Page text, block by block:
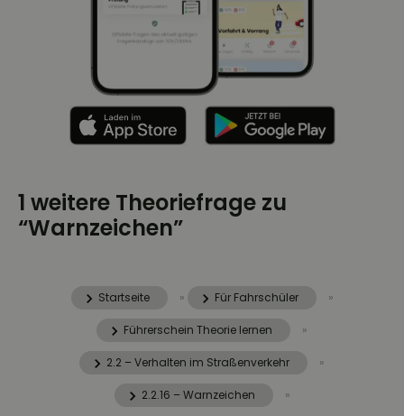
1 weitere Theoriefrage zu
“Warnzeichen”
Startseite » Für Fahrschüler »
Führerschein Theorie lernen »
2.2 – Verhalten im Straßenverkehr »
2.2.16 – Warnzeichen »